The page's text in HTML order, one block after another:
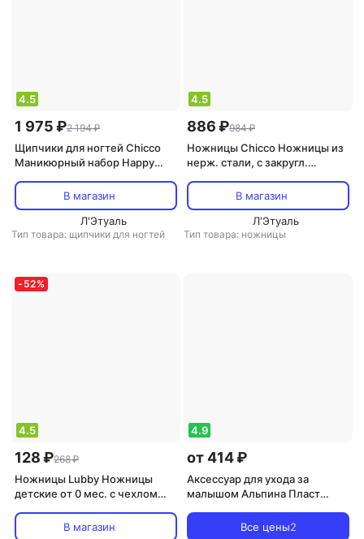
4.5
1 975 ₽2 194 ₽
Щипчики для ногтей Chicco
Маникюрный набор Happy
В магазин
Л'Этуаль
Тип товара: щипчики для ногтей
4.5
886 ₽984 ₽
Ножницы Chicco Ножницы из
нерж. стали, с закругл.
340628104В магазин
Л'Этуаль
Тип товара: ножницы
- 52%
4.5
128 ₽268 ₽
Ножницы Lubby Ножницы
детские от 0 мес. с чехлом
В магазин
4.9
от 414 ₽
Аксессуар для ухода за
малышом Альпина Пласт
Все цены2